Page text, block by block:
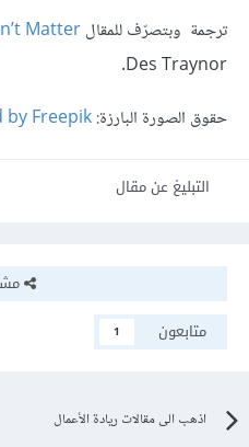
ترجمة وبتصرّف للمقالMatter
Des Traynor.
حقوق الصورة البارزة:by Freepik
التبليغ عن مقال
متابعون
1
اذهب الى مقالات ريادة الأعمال